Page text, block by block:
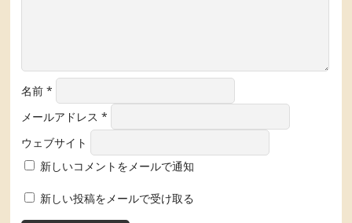
名前*
メールアドレス*
ウェブサイト
新しいコメントをメールで通知
新しい投稿をメールで受け取る